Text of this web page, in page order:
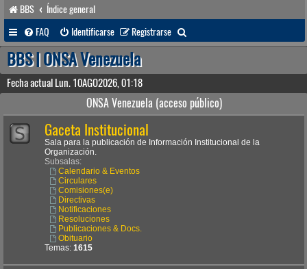
BBS
Índice general
FAQ
Identificarse Registrarse
u
a
BBS | ONSA Venezuela
Fecha actual Lun. 10AGO2026, 01:18
ONSA Venezuela (acceso público)
Gaceta Institucional
Sala para la publicación de Información Institucional de la
Organización.
Subsalas:
Calendario & Eventos
Circulares
Comisiones(e)
Directivas
Notificaciones
Resoluciones
Publicaciones & Docs.
Obituario
Temas: 1615